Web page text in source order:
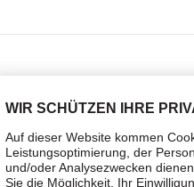
Cloud for Teams All Apps